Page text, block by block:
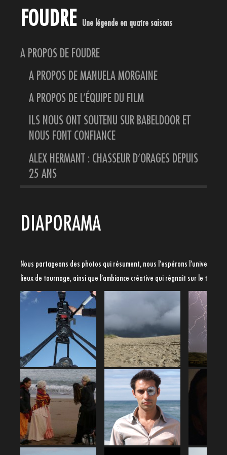
FOUDRE Une légende en quatre saisons
A PROPOS DE FOUDRE
A PROPOS DE MANUELA MORGAINE
A PROPOS DE L’ÉQUIPE DU FILM
ILS NOUS ONT SOUTENU SUR BABELDOOR ET
NOUS FONT CONFIANCE
ALEX HERMANT : CHASSEUR D’ORAGES DEPUIS
25 ANS
DIAPORAMA
Nous partageons des photos qui résument, nous l’espérons l’univers
lieux de tournage, ainsi que l’ambiance créative qui régnait sur le